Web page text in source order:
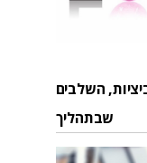
השלבים
שבתהליך